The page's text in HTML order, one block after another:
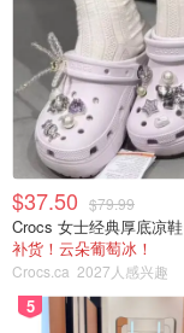
$37.50 $79.99
Crocs 女士经典厚底凉鞋
补货！云朵葡萄冰！
Crocs.ca 2027人感兴趣
5